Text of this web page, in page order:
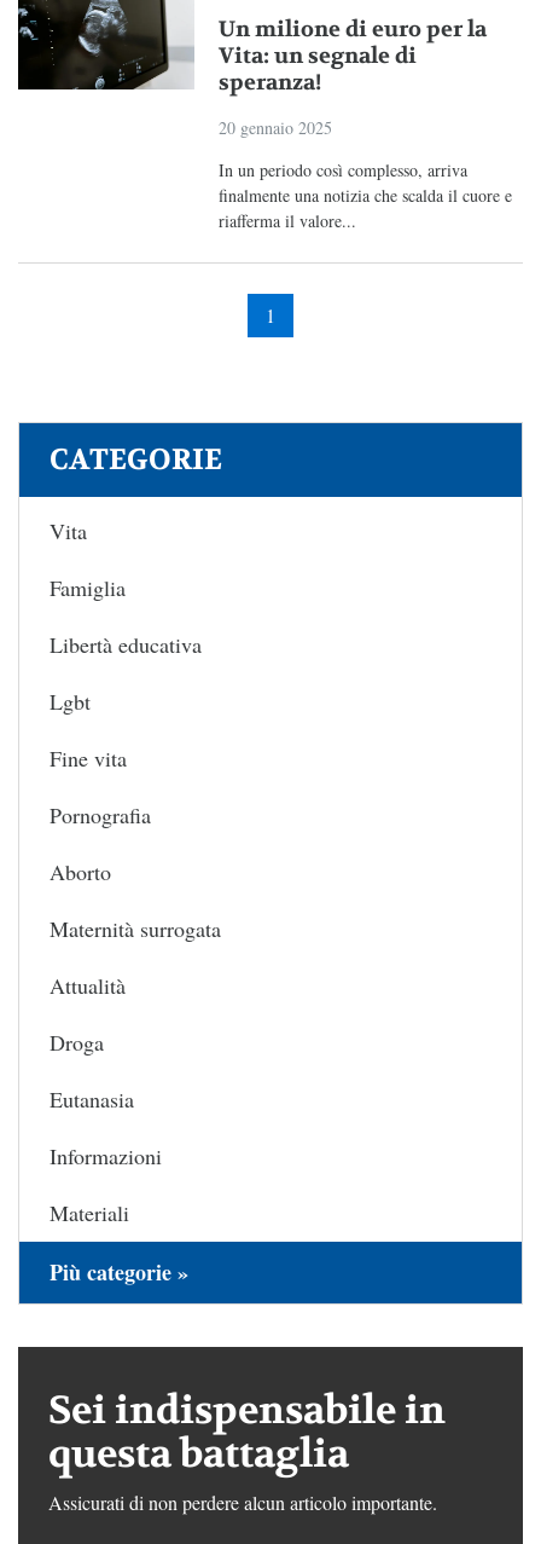
Un milione di euro per la
Vita: un segnale di
speranza!
20 gennaio 2025
In un periodo così complesso, arriva
finalmente una notizia che scalda il cuore e
riafferma il valore...
1
CATEGORIE
Vita
Famiglia
Libertà educativa
Lgbt
Fine vita
Pornografia
Aborto
Maternità surrogata
Attualità
Droga
Eutanasia
Informazioni
Materiali
Più categorie »
Sei indispensabile in
questa battaglia
Assicurati di non perdere alcun articolo importante.